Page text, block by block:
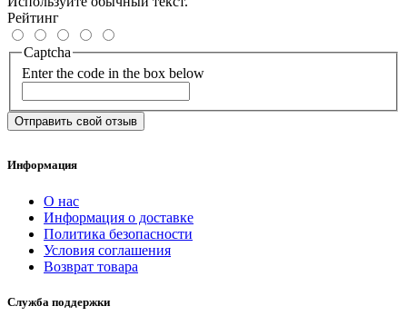
Рейтинг
Captcha
Enter the code in the box below
Отправить свой отзыв
Информация
О нас
Информация о доставке
Политика безопасности
Условия соглашения
Возврат товара
Служба поддержки